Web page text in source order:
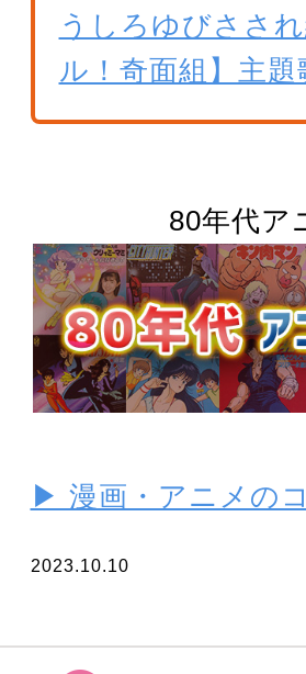
うしろゆびささ
ル！奇面組】主
80年代ア
▶ 漫画・アニメの
2023.10.10